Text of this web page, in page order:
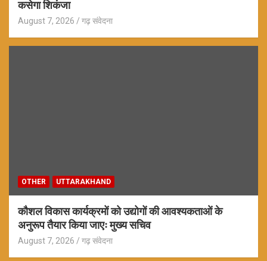
कसेगा शिकंजा
August 7, 2026 गढ़ संवेदना
OTHER UTTARAKHAND
कौशल विकास कार्यक्रमों को उद्योगों की आवश्यकताओं के
अनुरूप तैयार किया जाएः मुख्य सचिव
August 7, 2026 गढ़ संवेदना